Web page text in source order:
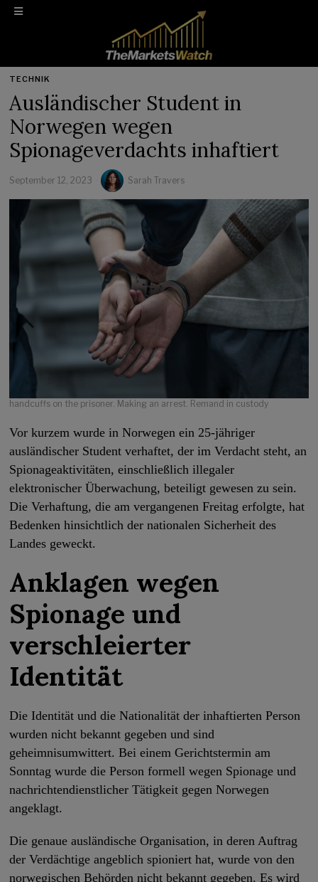
TECHNIK
Ausländischer Student in
Norwegen wegen
Spionageverdachts inhaftiert
September 12, 2023 Sarah Travers
handcuffs on the prisoner. Making an arrest. Remand in custody
Vor kurzem wurde in Norwegen ein 25-jähriger
ausländischer Student verhaftet, der im Verdacht steht, an
Spionageaktivitäten, einschließlich illegaler
elektronischer Überwachung, beteiligt gewesen zu sein.
Die Verhaftung, die am vergangenen Freitag erfolgte, hat
Bedenken hinsichtlich der nationalen Sicherheit des
Landes geweckt.
Anklagen wegen
Spionage und
verschleierter
Identität
Die Identität und die Nationalität der inhaftierten Person
wurden nicht bekannt gegeben und sind
geheimnisumwittert. Bei einem Gerichtstermin am
Sonntag wurde die Person formell wegen Spionage und
nachrichtendienstlicher Tätigkeit gegen Norwegen
angeklagt.
Die genaue ausländische Organisation, in deren Auftrag
der Verdächtige angeblich spioniert hat, wurde von den
norwegischen Behörden nicht bekannt gegeben. Es wird